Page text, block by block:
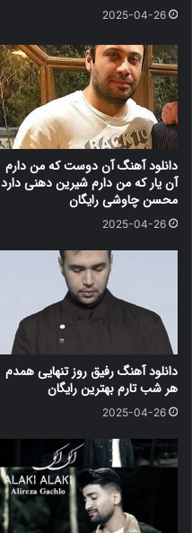
2025-04-26
دانلود آهنگ آن دوست که من دارم
آن یار که من دارم شیرین دهنی دارد
محسن چاوشی رایگان
2025-04-26
دانلود آهنگ رفیق روز تنهایی همدم
هر شب تارم بهترین رایگان
2025-04-26